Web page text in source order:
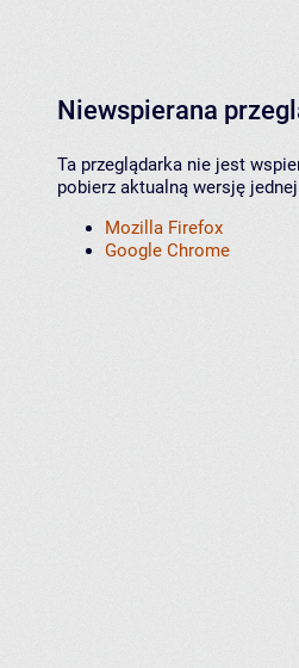
Niewspierana
Ta przeglądarka nie jest
pobierz aktualną wersję
Mozilla Firefox
Google Chrome